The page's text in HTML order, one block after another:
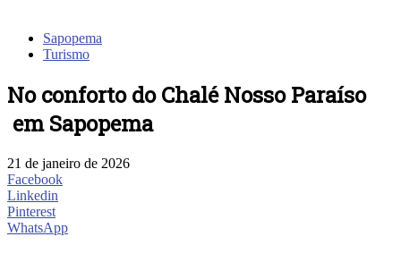
Sapopema
Turismo
No conforto do Chalé Nosso Paraíso
em Sapopema
21 de janeiro de 2026
Facebook
Linkedin
Pinterest
WhatsApp